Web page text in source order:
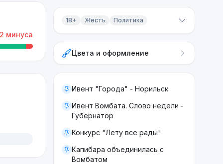
минуса
18+ Жесть Политика
ЖестьЦвета и оформление
Ивент "Города" - Норильск
Ивент Вомбата. Слово недели -
Губернатор
Конкурс "Лету все рады"
Капибара объединилась с
Вомбатом